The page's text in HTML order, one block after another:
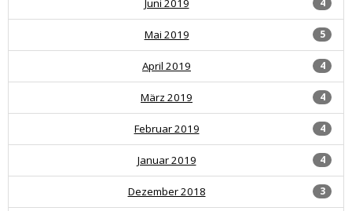
Juni 2019
5
Mai 2019
4
April 2019
4
März 2019
4
Februar 2019
4
Januar 2019
3
Dezember 2018